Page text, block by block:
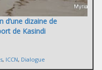
d’une dizaine de
de Kasindi
, ICCN, Dialogue